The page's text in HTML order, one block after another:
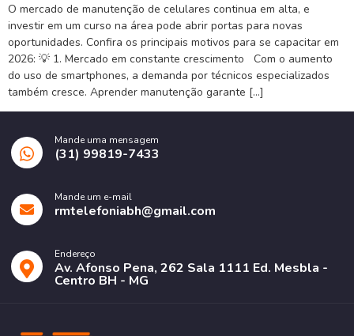
O mercado de manutenção de celulares continua em alta, e
investir em um curso na área pode abrir portas para novas
oportunidades. Confira os principais motivos para se capacitar em
2026: 💡 1. Mercado em constante crescimento Com o aumento
do uso de smartphones, a demanda por técnicos especializados
também cresce. Aprender manutenção garante […]
Mande uma mensagem
(31) 99819-7433
Mande um e-mail
rmtelefoniabh@gmail.com
Endereço
Av. Afonso Pena, 262 Sala 1111 Ed. Mesbla -
Centro BH - MG